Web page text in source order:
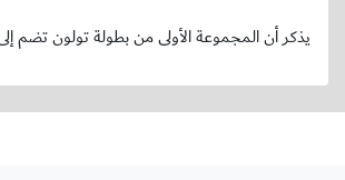
يذكر أن المجموعة الأولى من بطولة تولون تضم